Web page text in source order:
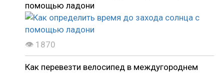
помощью ладони
👁 1870
Как перевезти велосипед в междугороднем